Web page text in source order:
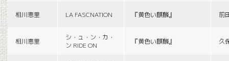
相川恵里 LA FASCNATION 『黄色い麒麟』 前
相川恵里
シ・ュ・ン・カ・
ン RIDE ON
『黄色い麒麟』 久